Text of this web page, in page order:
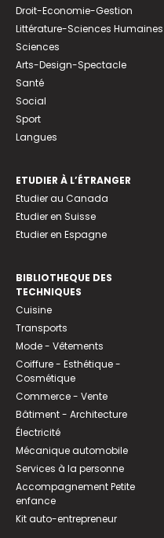
Droit-Economie-Gestion
Littérature-Sciences Humaines
Sciences
Arts-Design-Spectacle
Santé
Social
Sport
Langues
ETUDIER À L’ÉTRANGER
Etudier au Canada
Etudier en Suisse
Etudier en Espagne
BIBLIOTHEQUE DES
TECHNIQUES
Cuisine
Transports
Mode - Vêtements
Coiffure - Esthétique -
Cosmétique
Commerce - Vente
Bâtiment - Architecture
Électricité
Mécanique automobile
Services à la personne
Accompagnement Petite
enfance
Kit auto-entrepreneur